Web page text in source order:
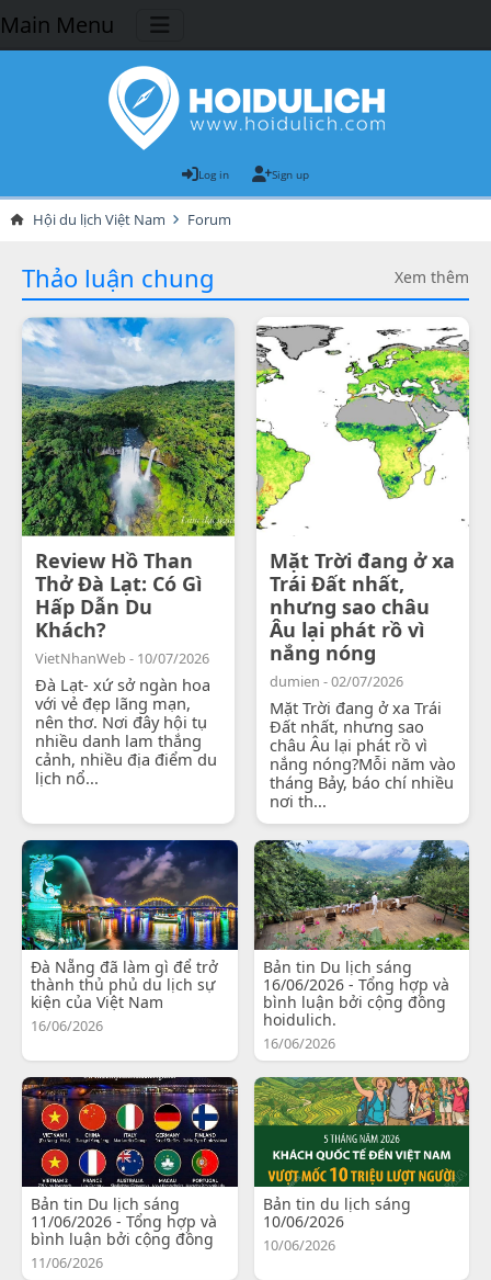
Main Menu
Log in Sign up
Hội du lịch Việt Nam Forum
Thảo luận chung Xem thêm
Review Hồ Than
Thở Đà Lạt: Có Gì
Hấp Dẫn Du
Khách?
VietNhanWeb - 10/07/2026
Đà Lạt- xứ sở ngàn hoa
với vẻ đẹp lãng mạn,
nên thơ. Nơi đây hội tụ
nhiều danh lam thắng
cảnh, nhiều địa điểm du
lịch nổ...
Mặt Trời đang ở xa
Trái Đất nhất,
nhưng sao châu
Âu lại phát rồ vì
nắng nóng
dumien - 02/07/2026
Mặt Trời đang ở xa Trái
Đất nhất, nhưng sao
châu Âu lại phát rồ vì
nắng nóng?Mỗi năm vào
tháng Bảy, báo chí nhiều
nơi th...
Đà Nẵng đã làm gì để trở
thành thủ phủ du lịch sự
kiện của Việt Nam
16/06/2026
Bản tin Du lịch sáng
16/06/2026 - Tổng hợp và
bình luận bởi cộng đồng
hoidulich.
16/06/2026
Bản tin Du lịch sáng
11/06/2026 - Tổng hợp và
bình luận bởi cộng đồng
11/06/2026
Bản tin du lịch sáng
10/06/2026
10/06/2026